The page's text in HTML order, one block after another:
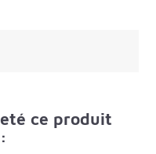
ce produit